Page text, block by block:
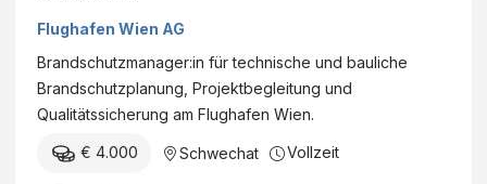
Flughafen Wien AG
Brandschutzmanager:in für technische und bauliche
Brandschutzplanung, Projektbegleitung und
Qualitätssicherung am Flughafen Wien.
€ 4.000 Schwechat Vollzeit